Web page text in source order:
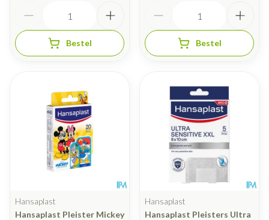
Bestel Bestel
Hansaplast
Hansaplast Pleister Mickey
Hansaplast
Hansaplast Pleisters Ultra